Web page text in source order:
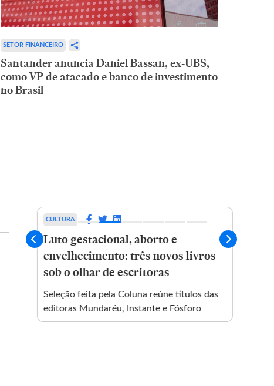
SETOR FINANCEIRO
Santander anuncia Daniel Bassan, ex-UBS,
como VP de atacado e banco de investimento
no Brasil
CULTURA
Luto gestacional, aborto e
envelhecimento: três novos livros
sob o olhar de escritoras
Seleção feita pela Coluna reúne títulos das
editoras Mundaréu, Instante e Fósforo